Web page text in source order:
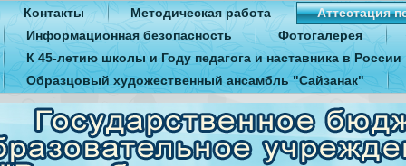
Контакты Методическая работа
Аттестация
Информационная безопасность
Фотогалерея
К 45-летию школы и Году педагога и наставника в России
Образцовый художественный ансамбль "Сайзанак"